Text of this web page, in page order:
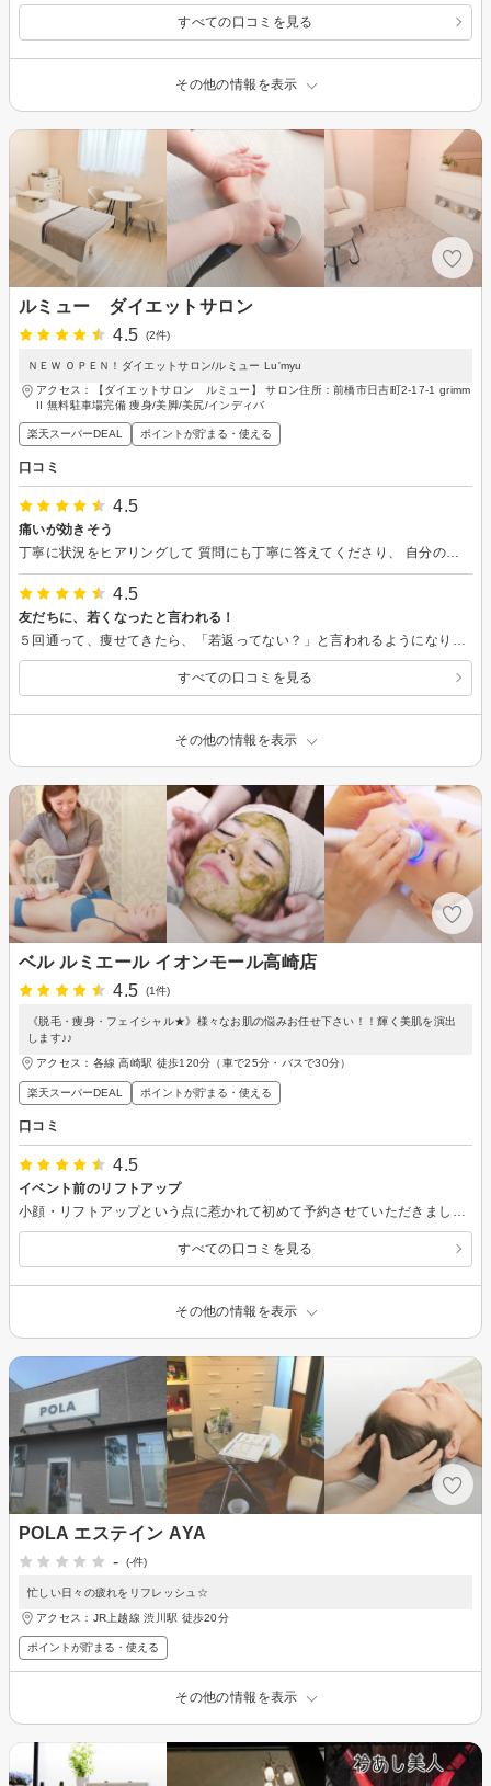
すべての口コミを見る
その他の情報を表示
ルミュー ダイエットサロン
4.5
(2件)
ＮＥＷ ＯＰＥＮ！ダイエットサロン/ルミュー Lu'myu
アクセス：【ダイエットサロン ルミュー】 サロン住所：前橋市日吉町2-17-1 grimm
II 無料駐車場完備 痩身/美脚/美尻/インディバ
楽天スーパーDEAL ポイントが貯まる・使える
口コミ
4.5
痛いが効きそう
丁寧に状況をヒアリングして 質問にも丁寧に答えてくださり、 自分の状況も肌感で感じることが 出来ました！ありがとうございました。
4.5
友だちに、若くなったと言われる！
すべての口コミを見る
その他の情報を表示
ベル ルミエール イオンモール高崎店
4.5
(1件)
《脱毛・痩身・フェイシャル★》様々なお肌の悩みお任せ下さい！！輝く美肌を演出
します♪♪
アクセス：各線 高崎駅 徒歩120分（車で25分・バスで30分）
楽天スーパーDEAL ポイントが貯まる・使える
口コミ
4.5
イベント前のリフトアップ
すべての口コミを見る
その他の情報を表示
POLA エステイン AYA
-
(-件)
忙しい日々の疲れをリフレッシュ☆
アクセス：JR上越線 渋川駅 徒歩20分
ポイントが貯まる・使える
その他の情報を表示